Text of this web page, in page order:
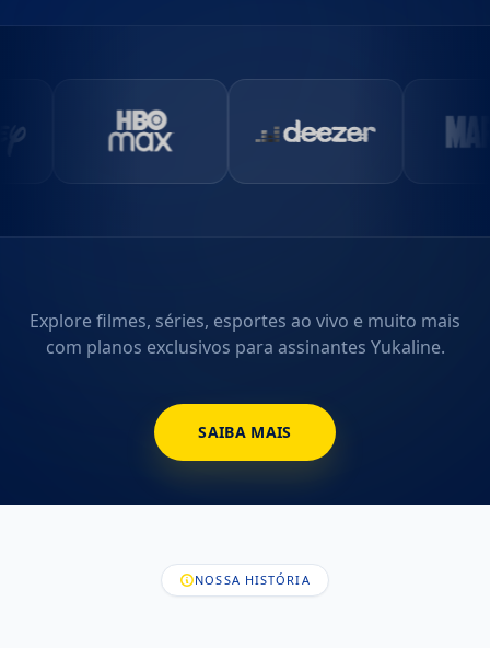
Explore filmes, séries, esportes ao vivo e muito mais
com planos exclusivos para assinantes Yukaline.
SAIBA MAIS
NOSSA HISTÓRIA